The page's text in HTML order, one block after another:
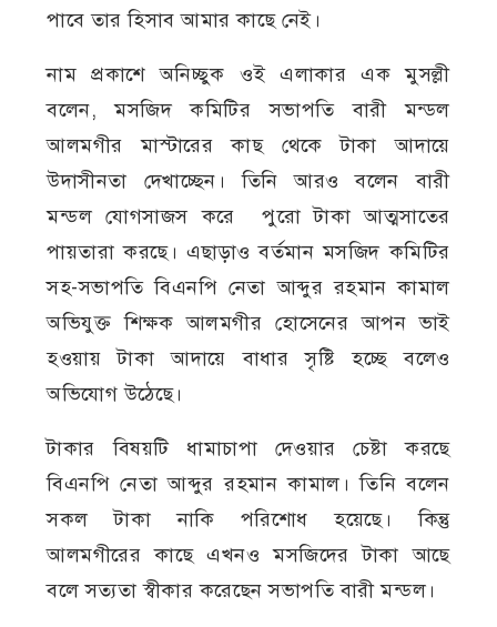
পাবে তার হিসাব আমার কাছে নেই।
নাম প্রকাশে অনিচ্ছুক ওই এলাকার এক মুসল্লী
বলেন, মসজিদ কমিটির সভাপতি বারী মন্ডল
আলমগীর মাস্টারের কাছ থেকে টাকা আদায়ে
উদাসীনতা দেখাচ্ছেন। তিনি আরও বলেন বারী
মন্ডল যোগসাজস করে পুরো টাকা আত্মসাতের
পায়তারা করছে। এছাড়াও বর্তমান মসজিদ কমিটির
সহ-সভাপতি বিএনপি নেতা আব্দুর রহমান কামাল
অভিযুক্ত শিক্ষক আলমগীর হোসেনের আপন ভাই
হওয়ায় টাকা আদায়ে বাধার সৃষ্টি হচ্ছে বলেও
অভিযোগ উঠেছে।
টাকার বিষয়টি ধামাচাপা দেওয়ার চেষ্টা করছে
বিএনপি নেতা আব্দুর রহমান কামাল। তিনি বলেন
সকল টাকা নাকি পরিশোধ হয়েছে। কিন্তু
আলমগীরের কাছে এখনও মসজিদের টাকা আছে
বলে সত্যতা স্বীকার করেছেন সভাপতি বারী মন্ডল।